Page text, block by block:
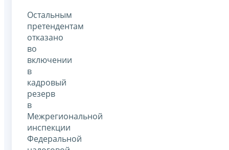
Остальным
претендентам
отказано
во
включении
в
кадровый
резерв
в
Межрегиональной
инспекции
Федеральной